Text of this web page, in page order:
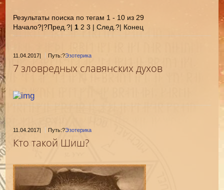
Результаты поиска по тегам 1 - 10 из 29
Начало?|?Пред.?| 1 2 3 | След.?| Конец
11.04.2017| Путь:?Эзотерика
7 зловредных славянских духов
11.04.2017| Путь:?Эзотерика
Кто такой Шиш?